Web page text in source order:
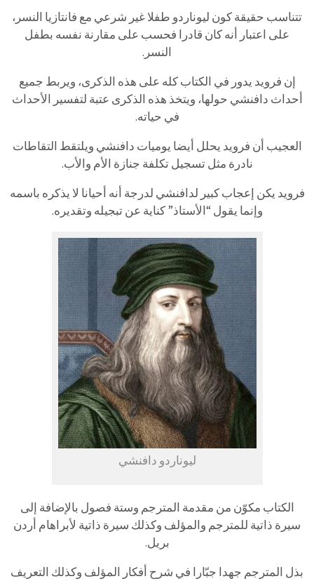
تتناسب حقيقة كون ليوناردو طفلا غير شرعي مع فانتازيا النسر،
على اعتبار أنه كان قادرا فحسب على مقارنة نفسه بطفل
النسر.
إن فرويد يدور في الكتاب كله على هذه الذكرى، ويربط جميع
أحداث دافنشي حولها، ويتخذ هذه الذكرى عتبة لتفسير الأحداث
في حياته.
العجيب أن فرويد يحلل أيضا يوميات دافنشي ويلتقط التقاطات
نادرة مثل تسجيل تكلفة جنازة الأم والأب.
فرويد يكن إعجاب كبير لدافنشي لدرجة أنه أحيانا لا يذكره باسمه
وإنما يقول “الأستاذ” كناية عن تبجيله وتقديره.
ليوناردو دافنشي
الكتاب مكوّن من مقدمة المترجم وستة فصول بالإضافة إلى
سيرة ذاتية للمترجم والمؤلف وكذلك سيرة ذاتية لأبراهام أردن
بريل.
بذل المترجم جهدا جبّارا في شرح أفكار المؤلف وكذلك التعريف